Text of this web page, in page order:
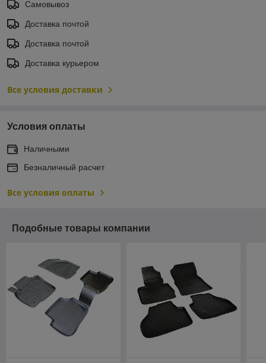
Самовывоз
Доставка почтой
Доставка почтой
Доставка курьером
Все условия доставки
Условия оплаты
Наличными
Безналичный расчет
Все условия оплаты
Подобные товары компании